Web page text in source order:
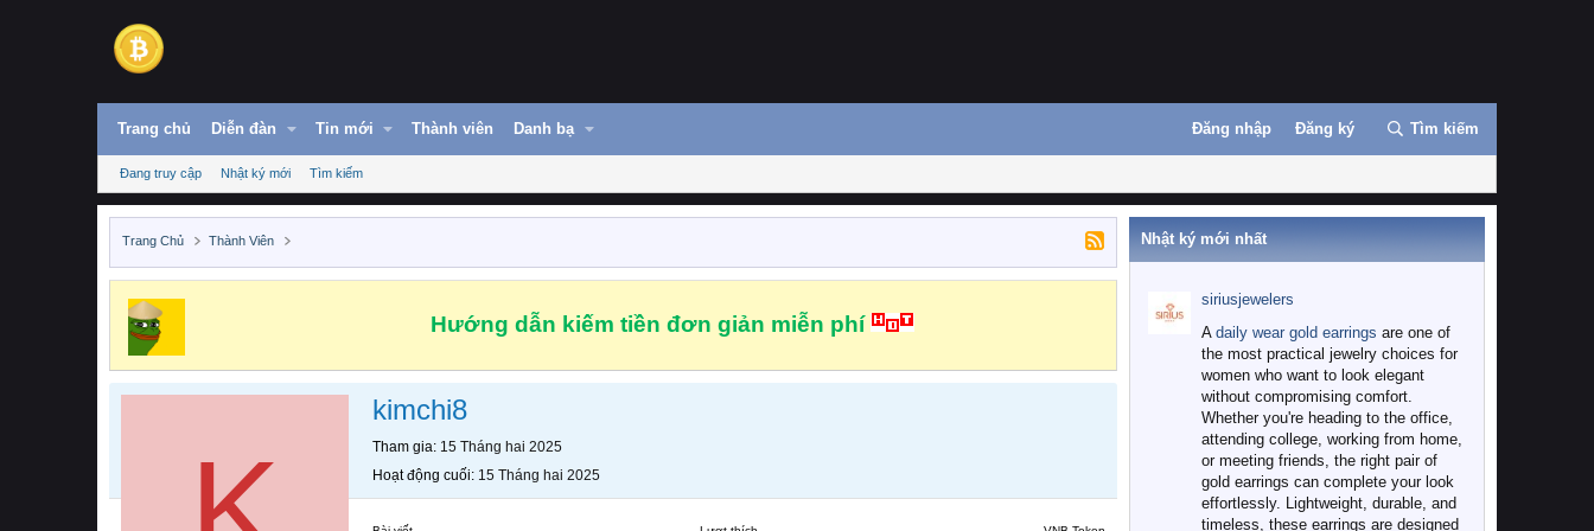
Trang chủ Diễn đàn Tin mới Thành viên Danh bạ Đăng nhập Đăng ký Tìm kiếm
Đang truy cập Nhật ký mới Tìm kiếm
Trang Chủ Thành Viên
Hướng dẫn kiếm tiền đơn giản miễn phí
kimchi8
Tham gia 15 Tháng hai 2025
Hoạt động cuối 15 Tháng hai 2025
Nhật ký mới nhất
siriusjewelers
A daily wear gold earrings are one of
the most practical jewelry choices for
women who want to look elegant
without compromising comfort.
Whether you're heading to the office,
attending college, working from home,
or meeting friends, the right pair of
gold earrings can complete your look
effortlessly. Lightweight, durable, and
timeless, these earrings are designed